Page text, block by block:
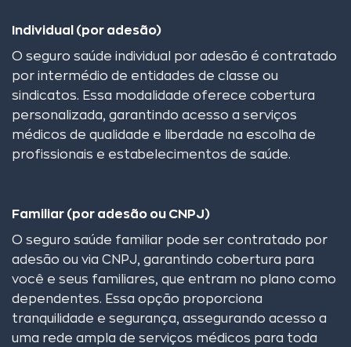
Individual (por adesão)
O seguro saúde individual por adesão é contratado
por intermédio de entidades de classe ou
sindicatos. Essa modalidade oferece cobertura
personalizada, garantindo acesso a serviços
médicos de qualidade e liberdade na escolha de
profissionais e estabelecimentos de saúde.
Familiar (por adesão ou CNPJ)
O seguro saúde familiar pode ser contratado por
adesão ou via CNPJ, garantindo cobertura para
você e seus familiares, que entram no plano como
dependentes. Essa opção proporciona
tranquilidade e segurança, assegurando acesso a
uma rede ampla de serviços médicos para toda